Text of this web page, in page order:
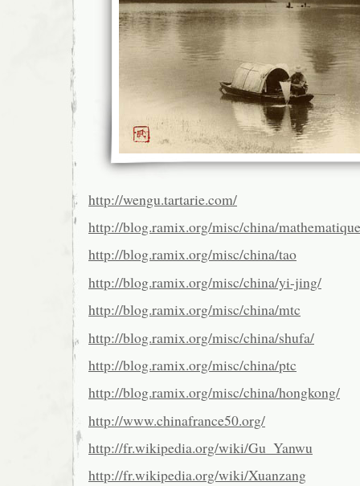
http://wengu.tartarie.com/
http://blog.ramix.org/misc/china/
http://blog.ramix.org/misc/china/tao
http://blog.ramix.org/misc/china/yi-jing/
http://blog.ramix.org/misc/china/mtc
http://blog.ramix.org/misc/china/shufa/
http://blog.ramix.org/misc/china/ptc
http://blog.ramix.org/misc/china/hongkong/
http://www.chinafrance50.org/
http://fr.wikipedia.org/wiki/Gu_Yanwu
http://fr.wikipedia.org/wiki/Xuanzang